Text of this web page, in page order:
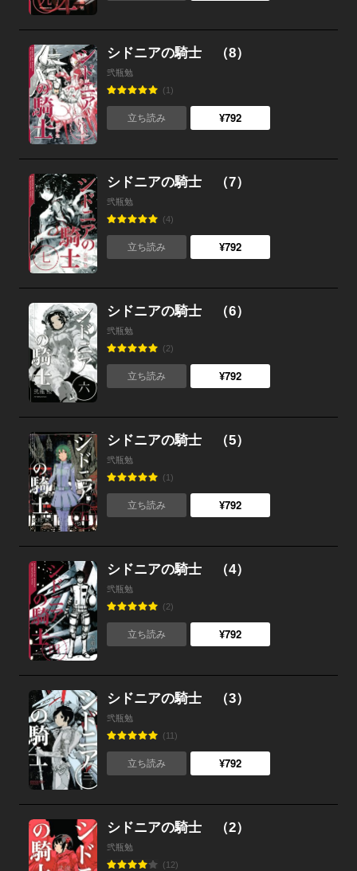
シドニアの騎士 （8）
弐瓶勉
(1)
立ち読み ¥792
シドニアの騎士 （7）
弐瓶勉
(4)
立ち読み ¥792
シドニアの騎士 （6）
弐瓶勉
(2)
立ち読み ¥792
シドニアの騎士 （5）
弐瓶勉
(1)
立ち読み ¥792
シドニアの騎士 （4）
弐瓶勉
(2)
立ち読み ¥792
シドニアの騎士 （3）
弐瓶勉
(11)
立ち読み ¥792
シドニアの騎士 （2）
弐瓶勉
(12)